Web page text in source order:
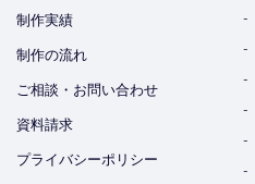
制作実績
制作の流れ
ご相談・お問い合わせ
資料請求
プライバシーポリシー